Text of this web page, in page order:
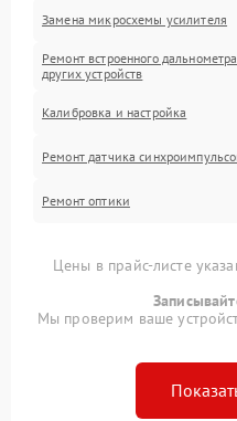
Замена микросхемы усилителя
Ремонт встроенного
других устройств
Калибровка и настройка
Ремонт датчика
Ремонт оптики
Цены в прайс-листе
Мы проверим ваше